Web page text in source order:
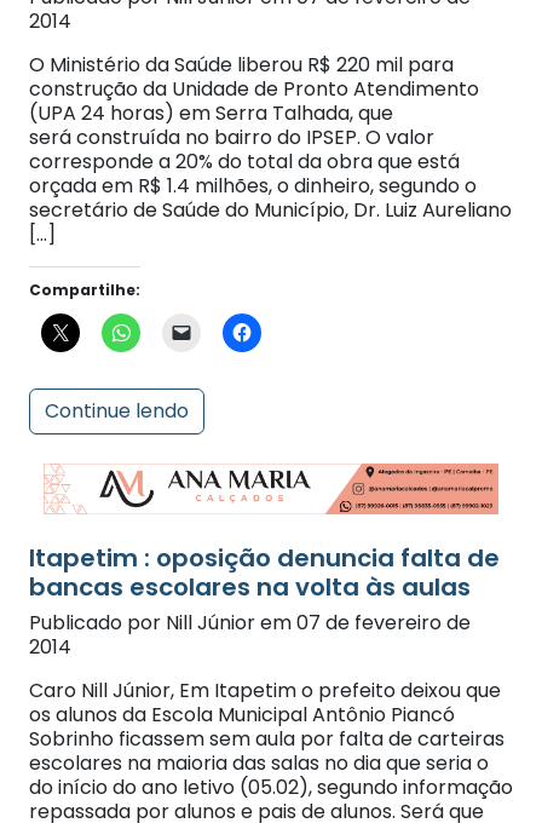
O Ministério da Saúde liberou R$ 220 mil para
construção da Unidade de Pronto Atendimento
(UPA 24 horas) em Serra Talhada, que
será construída no bairro do IPSEP. O valor
corresponde a 20% do total da obra que está
orçada em R$ 1.4 milhões, o dinheiro, segundo o
secretário de Saúde do Município, Dr. Luiz Aureliano
[…]
Continue lendo
bancas escolares na volta às aulas
Publicado por Nill Júnior em 07 de fevereiro de
2014
Caro Nill Júnior, Em Itapetim o prefeito deixou que
os alunos da Escola Municipal Antônio Piancó
Sobrinho ficassem sem aula por falta de carteiras
escolares na maioria das salas no dia que seria o
do início do ano letivo (05.02), segundo informação
repassada por alunos e pais de alunos. Será que
não houve tempo e […]